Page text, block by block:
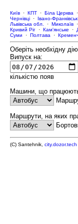
Київ · КПТ · Біла Церква ·
Чернівці · Івано-Франківськ
Львівська обл.
· Миколаїв ·
Кривий Ріг · Кам'янське ·
Суми · Полтава ·
Оберіть необхідну
Випуск на:
кількістю появ
Машини, що
Маршрути, на яких
(C) Santehnik, city.dozor.tech